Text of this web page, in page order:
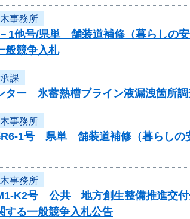
事務所
1他号/県単 舗装道補修（暮らしの
般競争入札
課
ター 氷蓄熱槽ブライン液漏洩箇所
事務所
R6-1号 県単 舗装道補修（暮らしの
事務所
K2号 公共 地方創生整備推進交
する一般競争入札公告